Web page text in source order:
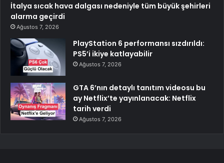
İtalya sıcak hava dalgası nedeniyle tüm büyük şehirleri
alarma geçirdi
Ağustos 7, 2026
PlayStation 6 performansı sızdırıldı:
PS5’i ikiye katlayabilir
Ağustos 7, 2026
GTA 6’nın detaylı tanıtım videosu bu
ay Netflix’te yayınlanacak: Netflix
tarih verdi
Ağustos 7, 2026